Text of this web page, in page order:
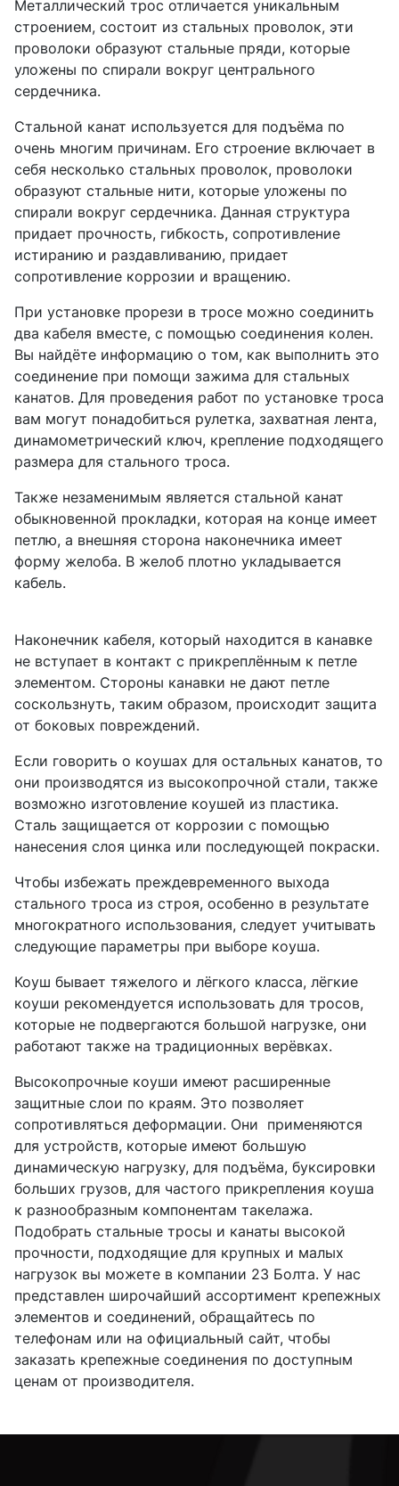
Металлический трос отличается уникальным
строением, состоит из стальных проволок, эти
проволоки образуют стальные пряди, которые
уложены по спирали вокруг центрального
сердечника.
Стальной канат используется для подъёма по
очень многим причинам. Его строение включает в
себя несколько стальных проволок, проволоки
образуют стальные нити, которые уложены по
спирали вокруг сердечника. Данная структура
придает прочность, гибкость, сопротивление
истиранию и раздавливанию, придает
сопротивление коррозии и вращению.
При установке прорези в тросе можно соединить
два кабеля вместе, с помощью соединения колен.
Вы найдёте информацию о том, как выполнить это
соединение при помощи зажима для стальных
канатов. Для проведения работ по установке троса
вам могут понадобиться рулетка, захватная лента,
динамометрический ключ, крепление подходящего
размера для стального троса.
Также незаменимым является стальной канат
обыкновенной прокладки, которая на конце имеет
петлю, а внешняя сторона наконечника имеет
форму желоба. В желоб плотно укладывается
кабель.
Наконечник кабеля, который находится в канавке
не вступает в контакт с прикреплённым к петле
элементом. Стороны канавки не дают петле
соскользнуть, таким образом, происходит защита
от боковых повреждений.
Если говорить о коушах для остальных канатов, то
они производятся из высокопрочной стали, также
возможно изготовление коушей из пластика.
Сталь защищается от коррозии с помощью
нанесения слоя цинка или последующей покраски.
Чтобы избежать преждевременного выхода
стального троса из строя, особенно в результате
многократного использования, следует учитывать
следующие параметры при выборе коуша.
Коуш бывает тяжелого и лёгкого класса, лёгкие
коуши рекомендуется использовать для тросов,
которые не подвергаются большой нагрузке, они
работают также на традиционных верёвках.
Высокопрочные коуши имеют расширенные
защитные слои по краям. Это позволяет
сопротивляться деформации. Они применяются
для устройств, которые имеют большую
динамическую нагрузку, для подъёма, буксировки
больших грузов, для частого прикрепления коуша
к разнообразным компонентам такелажа.
Подобрать стальные тросы и канаты высокой
прочности, подходящие для крупных и малых
нагрузок вы можете в компании 23 Болта. У нас
представлен широчайший ассортимент крепежных
элементов и соединений, обращайтесь по
телефонам или на официальный сайт, чтобы
заказать крепежные соединения по доступным
ценам от производителя.